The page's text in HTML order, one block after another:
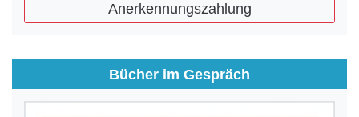
Anerkennungszahlung
Bücher im Gespräch